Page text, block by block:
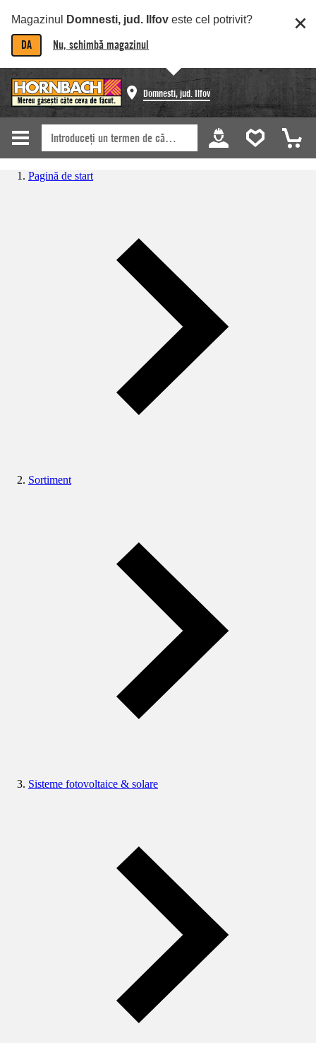
Magazinul Domnesti, jud. Ilfov este cel potrivit?
DA Nu, schimbă magazinul
Domnesti, jud. Ilfov
Pagină de start
Sortiment
Sisteme fotovoltaice & solare